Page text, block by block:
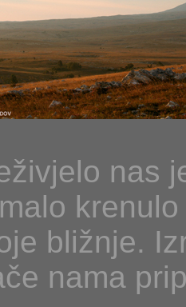
nas
bližnje.
nama